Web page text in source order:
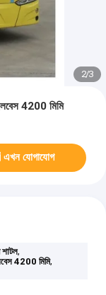
2/3
4200 মিমি
এখন যোগাযোগ
শাটল,
4200 মিমি,